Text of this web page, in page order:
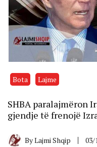
Bota Lajme
SHBA paralajmëron
gjendje të frenojë
ByLajmi Shqip 03/